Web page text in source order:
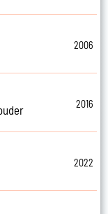
2006
2016
2022